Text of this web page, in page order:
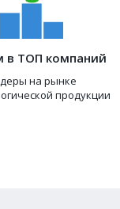
в ТОП компаний
на рынке
продукции